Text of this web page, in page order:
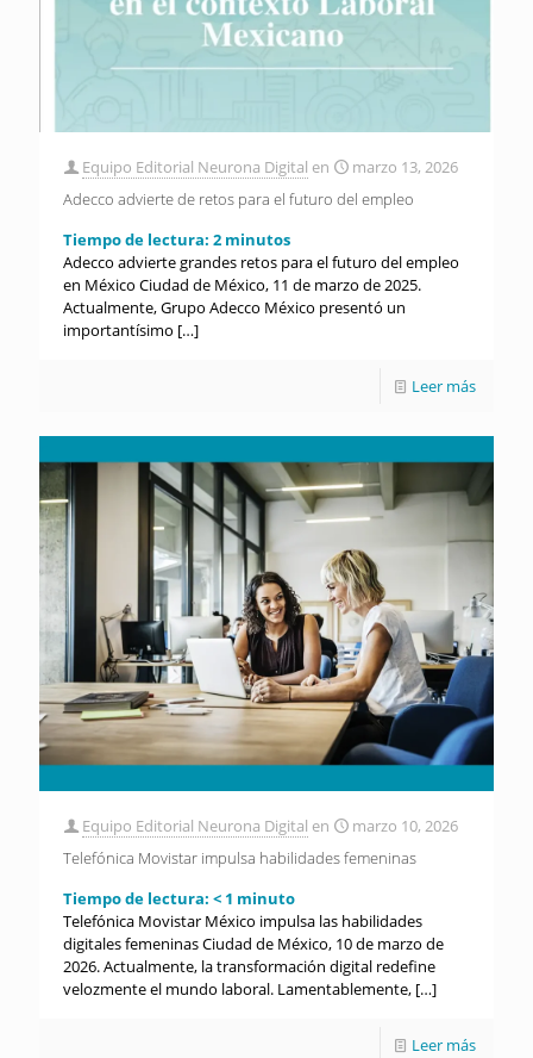
Equipo Editorial Neurona Digital en
marzo 13, 2026
Adecco advierte de retos para el futuro del empleo
Tiempo de lectura: 2 minutos
Adecco advierte grandes retos para el futuro del empleo
en México Ciudad de México, 11 de marzo de 2025.
Actualmente, Grupo Adecco México presentó un
importantísimo […]
Leer más
Equipo Editorial Neurona Digital en
marzo 10, 2026
Telefónica Movistar impulsa habilidades femeninas
Tiempo de lectura: < 1 minuto
Telefónica Movistar México impulsa las habilidades
digitales femeninas Ciudad de México, 10 de marzo de
2026. Actualmente, la transformación digital redefine
velozmente el mundo laboral. Lamentablemente, […]
Leer más